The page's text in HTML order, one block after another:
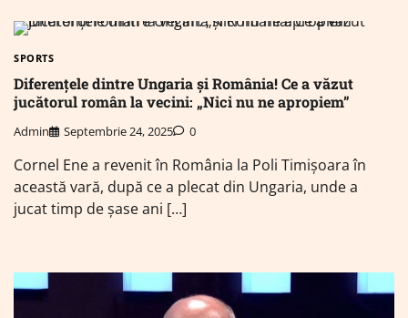
SPORTS
Diferențele dintre Ungaria și România! Ce a văzut
jucătorul român la vecini: „Nici nu ne apropiem”
Admin Septembrie 24, 2025 0
Cornel Ene a revenit în România la Poli Timișoara în
această vară, după ce a plecat din Ungaria, unde a
jucat timp de șase ani […]